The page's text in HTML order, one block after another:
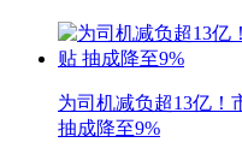
为司机减负超13亿！
抽成降至9%